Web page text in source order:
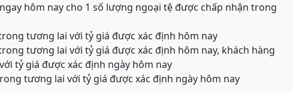
hôm nay cho 1 số lượng ngoại tệ được chấp nhận trong
tương lai với tỷ giá được xác định hôm nay
tương lai với tỷ giá được xác định hôm nay, khách hàng
tỷ giá được xác định ngày hôm nay
tương lai với tỷ giá được xác định ngày hôm nay